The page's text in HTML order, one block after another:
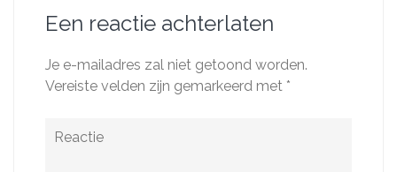
Een reactie achterlaten
Je e-mailadres zal niet getoond worden.
Vereiste velden zijn gemarkeerd met *
Reactie